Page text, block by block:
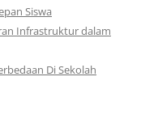
Siswa
Infrastruktur dalam
Di Sekolah